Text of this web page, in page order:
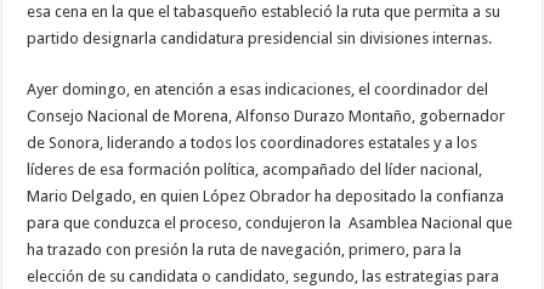
esa cena en la que el tabasqueño estableció la ruta que permita a su
partido designarla candidatura presidencial sin divisiones internas.
Ayer domingo, en atención a esas indicaciones, el coordinador del
Consejo Nacional de Morena, Alfonso Durazo Montaño, gobernador
de Sonora, liderando a todos los coordinadores estatales y a los
líderes de esa formación política, acompañado del líder nacional,
Mario Delgado, en quien López Obrador ha depositado la confianza
para que conduzca el proceso, condujeron la Asamblea Nacional que
ha trazado con presión la ruta de navegación, primero, para la
elección de su candidata o candidato, segundo, las estrategias para